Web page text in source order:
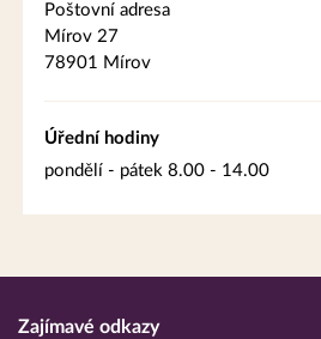
Poštovní adresa
Mírov 27
78901 Mírov
Úřední hodiny
pondělí - pátek 8.00 - 14.00
Zajímavé odkazy